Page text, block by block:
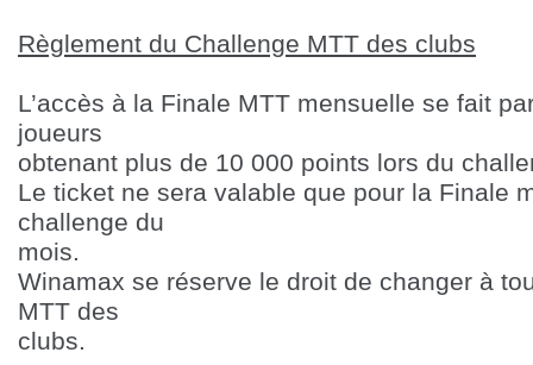
Règlement du Challenge MTT des clubs
L’accès à la Finale MTT mensuelle se fait
joueurs
obtenant plus de 10 000 points lors du
Le ticket ne sera valable que pour la Finale
challenge du
mois.
Winamax se réserve le droit de changer à
MTT des
clubs.